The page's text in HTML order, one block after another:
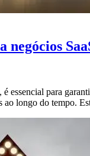
negócios
essencial para
ao longo do tempo.